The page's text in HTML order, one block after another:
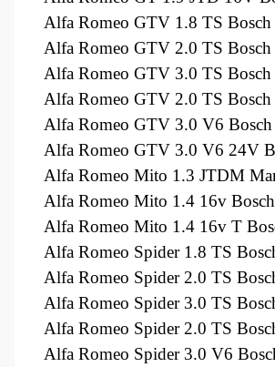
Alfa Romeo GTV 1.8 TS
Alfa Romeo GTV 2.0 TS
Alfa Romeo GTV 3.0 TS
Alfa Romeo GTV 2.0 TS
Alfa Romeo GTV 3.0 V6
Alfa Romeo GTV 3.0 V6 24V
Alfa Romeo Mito 1.3 JTDM
Alfa Romeo Mito 1.4 16v
Alfa Romeo Mito 1.4 16v T
Alfa Romeo Spider 1.8 TS
Alfa Romeo Spider 2.0 TS
Alfa Romeo Spider 3.0 TS
Alfa Romeo Spider 2.0 TS
Alfa Romeo Spider 3.0 V6